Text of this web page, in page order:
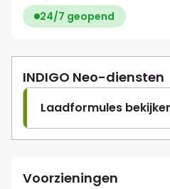
24/7 geopend
INDIGO Neo-diensten
Laadformules
Voorzieningen